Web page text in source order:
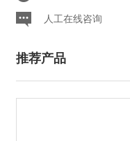
人工在线咨询
推荐产品